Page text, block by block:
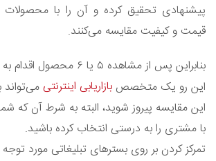
پیشنهادی تحقیق کرده و آن را با محصولات
قیمت و کیفیت مقایسه می‌کنند.
بنابراین پس از مشاهده ۵ یا ۶
این رو یک متخصص بازاریابی اینترنتی
این مقایسه پیروز شوید، البته به شرط آن که
با مشتری را به درستی انتخاب کرده باشید.
تمرکز کردن بر روی بسترهای تبلیغاتی مورد